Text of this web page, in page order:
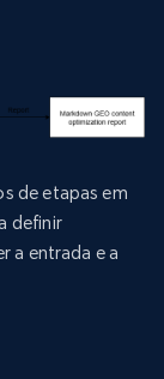
de etapas em
definir
a entrada e a